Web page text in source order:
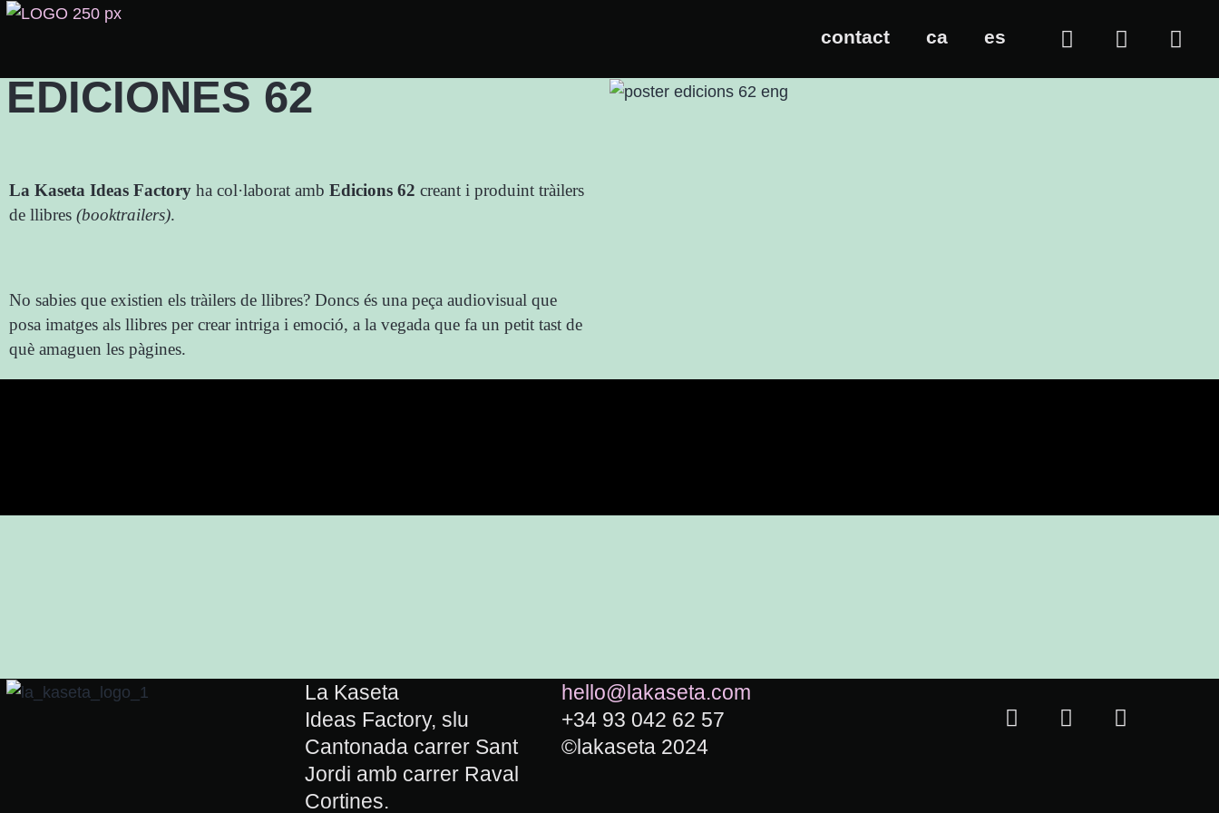
contact ca es
EDICIONES 62
La Kaseta Ideas Factory ha col·laborat amb Edicions 62 creant i produint tràilers
de llibres (booktrailers).
No sabies que existien els tràilers de llibres? Doncs és una peça audiovisual que
posa imatges als llibres per crear intriga i emoció, a la vegada que fa un petit tast de
què amaguen les pàgines.
La Kaseta
Ideas Factory, slu
Cantonada carrer Sant
Jordi amb carrer Raval
Cortines.
hello@lakaseta.com
+34 93 042 62 57
©lakaseta 2024